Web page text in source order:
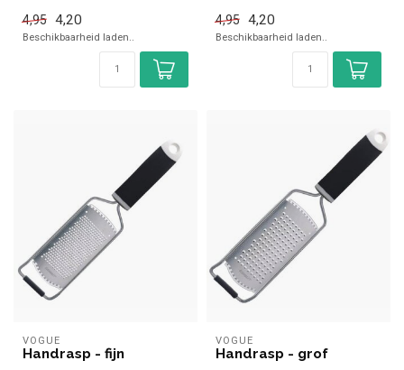
Vaatwasmachinebestendig
4,95 4,20
Beschikbaarheid laden..
✓
Vaatwasmachinebestendig
4,95 4,20
Beschikbaarheid laden..
VOGUE
Handrasp - fijn
VOGUE
Handrasp - grof